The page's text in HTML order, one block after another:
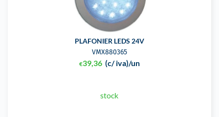
PLAFONIER LEDS 24V
VMX880365
€39,36 (c/ iva)/un
stock